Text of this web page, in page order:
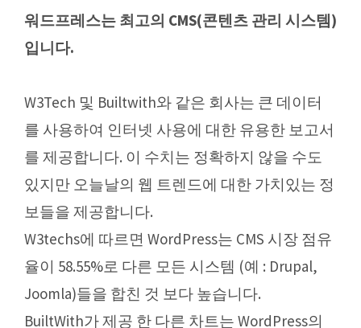
워드프레스는 최고의 CMS(콘텐츠 관리 시스템)
입니다.
W3Tech 및 Builtwith와 같은 회사는 큰 데이터
를 사용하여 인터넷 사용에 대한 유용한 보고서
를 제공합니다. 이 수치는 정확하지 않을 수도
있지만 오늘날의 웹 트렌드에 대한 가치있는 정
보들을 제공합니다.
W3techs에 따르면 WordPress는 CMS 시장 점유
율이 58.55%로 다른 모든 시스템 (예 : Drupal,
Joomla)들을 합친 것 보다 높습니다.
BuiltWith가 제공 한 다른 차트는 WordPress의